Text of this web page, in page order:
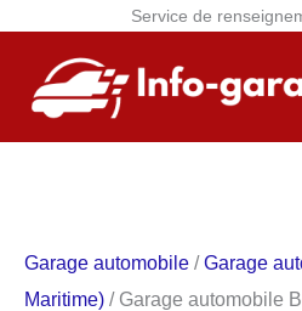
Service de
contenu
Garage automobile /Garage
Maritime) / Garage automobile